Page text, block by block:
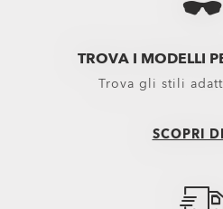
Kit Pulizia Occhiali
Lenti di ricambio
Lenti per maschere
TROVA I MODELLI
Trova gli stili
SCOPRI